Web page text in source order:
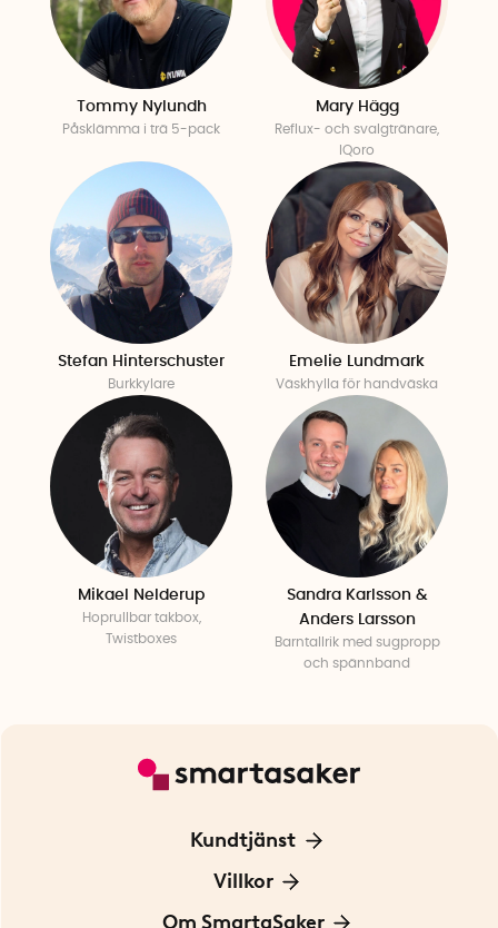
Tommy Nylundh
Påsklämma i trä 5-pack
Mary Hägg
Reflux- och svalgtränare,
IQoro
Stefan Hinterschuster
Burkkylare
Emelie Lundmark
Väskhylla för handväska
Mikael Nelderup
Hoprullbar takbox,
Twistboxes
Sandra Karlsson &
Anders Larsson
Barntallrik med sugpropp
och spännband
Kundtjänst
Kontakta oss
För Företag
Villkor
Frakt och leverans
Om SmartaSaker